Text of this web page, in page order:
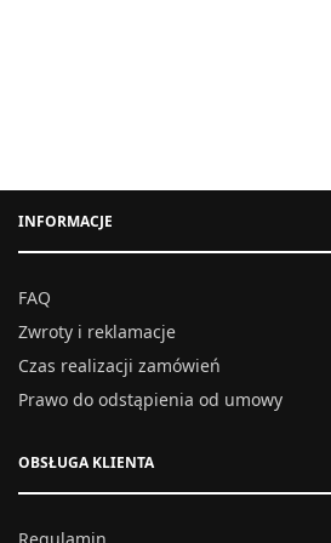
INFORMACJE
FAQ
Zwroty i reklamacje
Czas realizacji zamówień
Prawo do odstąpienia od umowy
OBSŁUGA KLIENTA